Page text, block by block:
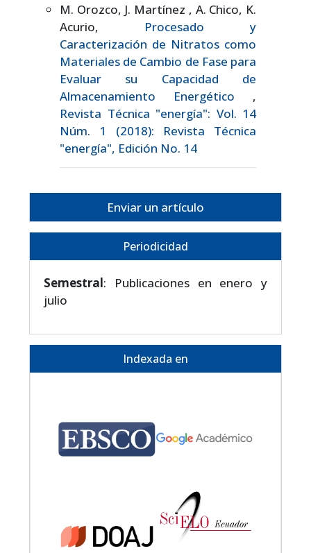
M. Orozco, J. Martínez , A. Chico, K.
Acurio, Procesado y
Caracterización de Nitratos como
Materiales de Cambio de Fase para
Evaluar su Capacidad de
Almacenamiento Energético ,
Revista Técnica "energía": Vol. 14
Núm. 1 (2018): Revista Técnica
"energía", Edición No. 14
Enviar un artículo
Periodicidad
Semestral: Publicaciones en enero y
julio
Indexada en